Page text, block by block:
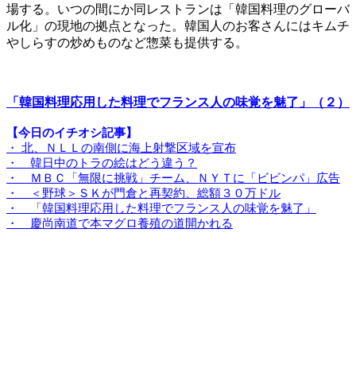
場する。いつの間にか同レストランは「韓国料理のグローバ
ル化」の現地の拠点となった。韓国人のお客さんにはキムチ
やしらすの炒めものなど惣菜も提供する。
「韓国料理応用した料理でフランス人の味覚を魅了」（２）
【今日のイチオシ記事】
・ 北、ＮＬＬの南側に海上射撃区域を宣布
・ 韓日中のトラの絵はどう違う？
・ ＭＢＣ「無限に挑戦」チーム、ＮＹＴに「ビビンパ」広告
・ ＜野球＞ＳＫが門倉と再契約、総額３０万ドル
・ 「韓国料理応用した料理でフランス人の味覚を魅了」
・ 慶尚南道で本マグロ養殖の道開かれる